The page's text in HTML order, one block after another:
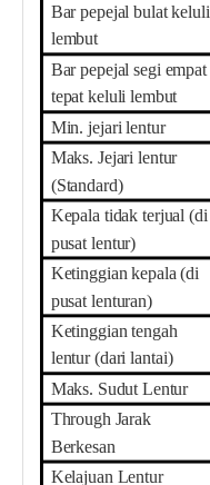
Bar pepejal bulat keluli
lembut
Bar pepejal segi empat
tepat keluli lembut
Min. jejari lentur
Maks. Jejari lentur
(Standard)
Kepala tidak terjual (di
pusat lentur)
Ketinggian kepala (di
pusat lenturan)
Ketinggian tengah
lentur (dari lantai)
Maks. Sudut Lentur
Through Jarak
Berkesan
Kelajuan Lentur